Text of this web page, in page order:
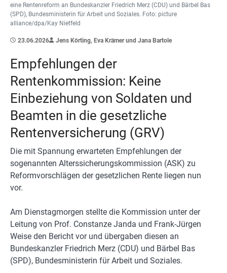
eine Rentenreform an Bundeskanzler Friedrich Merz (CDU) und Bärbel Bas
(SPD), Bundesministerin für Arbeit und Soziales. Foto: picture
alliance/dpa/Kay Nietfeld
23.06.2026 Jens Körting, Eva Krämer und Jana Bartole
Empfehlungen der
Rentenkommission: Keine
Einbeziehung von Soldaten und
Beamten in die gesetzliche
Rentenversicherung (GRV)
Die mit Spannung erwarteten Empfehlungen der
sogenannten Alterssicherungskommission (ASK) zu
Reformvorschlägen der gesetzlichen Rente liegen nun
vor.
Am Dienstagmorgen stellte die Kommission unter der
Leitung von Prof. Constanze Janda und Frank-Jürgen
Weise den Bericht vor und übergaben diesen an
Bundeskanzler Friedrich Merz (CDU) und Bärbel Bas
(SPD), Bundesministerin für Arbeit und Soziales.